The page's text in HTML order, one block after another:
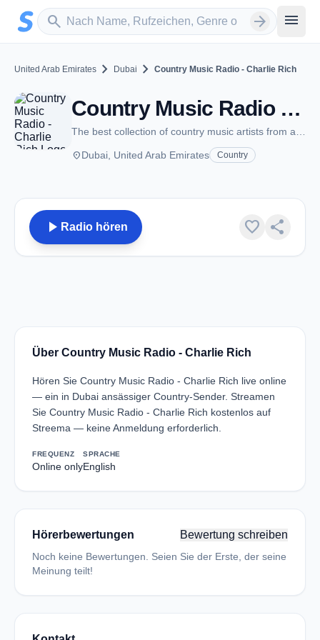
Zum Hauptinhalt springen
search
Sender suchen arrow_forward menu
United Arab Emirates chevron_right Dubai chevron_right Country Music Radio - Charlie Rich
Country Music Radio - Charlie Rich - Dubai
placeDubai, United Arab Emirates Country
play_arrow Radio hören favorite share
Über Country Music Radio - Charlie Rich
Hören Sie Country Music Radio - Charlie Rich live online
— ein in Dubai ansässiger Country-Sender. Streamen
Sie Country Music Radio - Charlie Rich kostenlos auf
Streema — keine Anmeldung erforderlich.
FREQUENZ
Online only
SPRACHE
English
Hörerbewertungen Bewertung schreiben
Noch keine Bewertungen. Seien Sie der Erste, der seine
Meinung teilt!